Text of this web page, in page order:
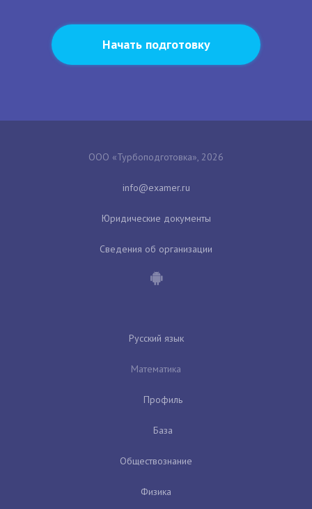
Начать подготовку
ООО «Турбоподготовка», 2026
Юридические документы
Сведения об организации
Русский язык
Математика
Профиль
База
Обществознание
Физика